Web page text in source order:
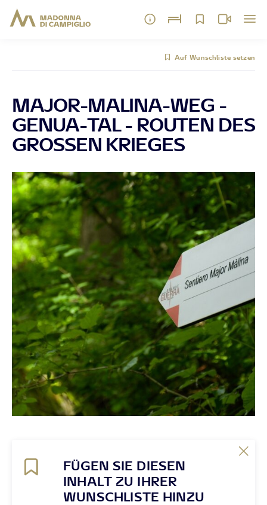
Auf Wunschliste setzen
MAJOR-MALINA-WEG -
GENUA-TAL - ROUTEN DES
GROSSEN KRIEGES
FÜGEN SIE DIESEN
INHALT ZU IHRER
WUNSCHLISTE HINZU